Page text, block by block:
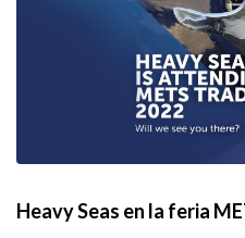
Heavy Seas en la feria